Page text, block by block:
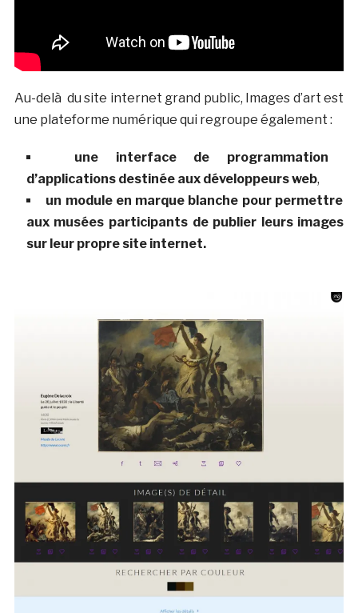
Au-delà du site internet grand public, Images d’art est
une plateforme numérique qui regroupe également :
une interface de programmation
d’applications destinée aux développeurs web,
un module en marque blanche pour permettre
aux musées participants de publier leurs images
sur leur propre site internet.